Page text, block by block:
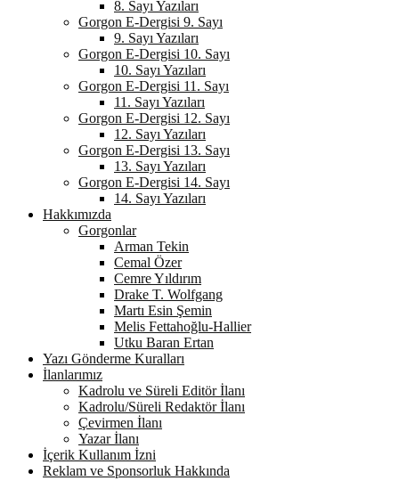
8. Sayı Yazıları
Gorgon E-Dergisi 9. Sayı
9. Sayı Yazıları
Gorgon E-Dergisi 10. Sayı
10. Sayı Yazıları
Gorgon E-Dergisi 11. Sayı
11. Sayı Yazıları
Gorgon E-Dergisi 12. Sayı
12. Sayı Yazıları
Gorgon E-Dergisi 13. Sayı
13. Sayı Yazıları
Gorgon E-Dergisi 14. Sayı
14. Sayı Yazıları
Hakkımızda
Gorgonlar
Arman Tekin
Cemal Özer
Cemre Yıldırım
Drake T. Wolfgang
Martı Esin Şemin
Melis Fettahoğlu-Hallier
Utku Baran Ertan
Yazı Gönderme Kuralları
İlanlarımız
Kadrolu ve Süreli Editör İlanı
Kadrolu/Süreli Redaktör İlanı
Çevirmen İlanı
Yazar İlanı
İçerik Kullanım İzni
Reklam ve Sponsorluk Hakkında